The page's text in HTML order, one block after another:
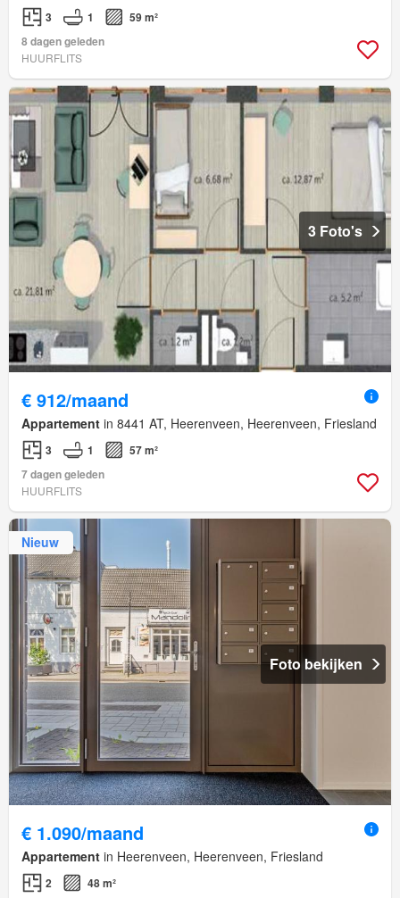
3 1
59 m²
8 dagen geleden
HUURFLITS
3 Foto's
€ 912/maand
Appartement in 8441 AT, Heerenveen, Heerenveen, Friesland
3 1
57 m²
7 dagen geleden
HUURFLITS
Nieuw
Foto bekijken
€ 1.090/maand
Appartement in Heerenveen, Heerenveen, Friesland
2 48 m²